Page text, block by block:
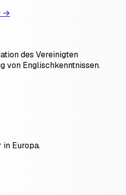
→
des Vereinigten
von Englischkenntnissen.
Europa.